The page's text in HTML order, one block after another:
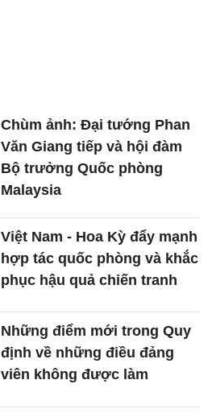
Chùm ảnh: Đại tướng Phan
Văn Giang tiếp và hội đàm
Bộ trưởng Quốc phòng
Malaysia
Việt Nam - Hoa Kỳ đẩy mạnh
hợp tác quốc phòng và khắc
phục hậu quả chiến tranh
Những điểm mới trong Quy
định về những điều đảng
viên không được làm